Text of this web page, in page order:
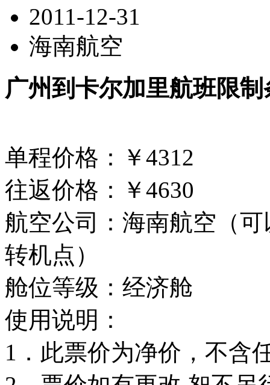
2011-12-31
海南航空
广州到卡尔加里航班限
单程价格：￥4312
往返价格：￥4630
航空公司：海南航空（
转机点）
舱位等级：经济舱
使用说明：
1．此票价为净价，不含